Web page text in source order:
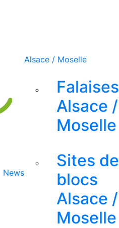
News
Alsace / Moselle
Falaises
Alsace /
Moselle
Sites de
blocs
Alsace /
Moselle